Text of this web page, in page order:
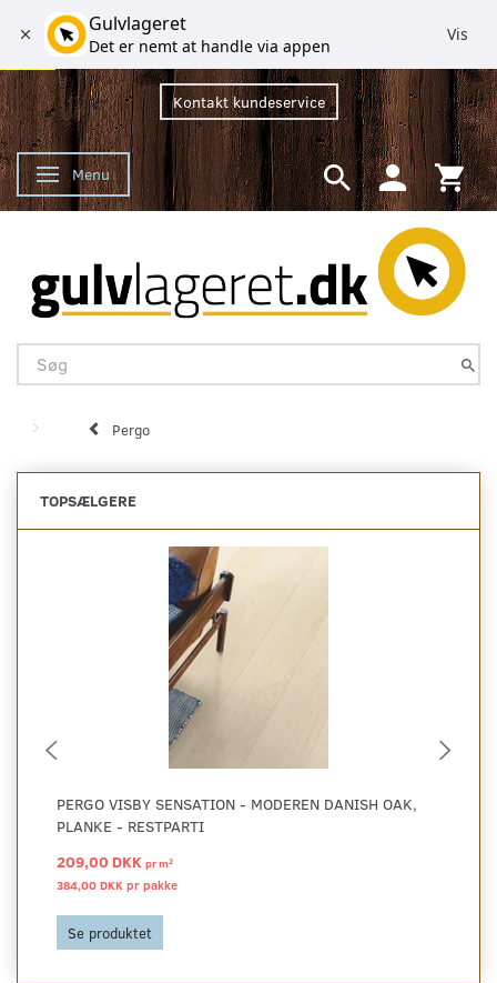
Kontakt kundeservice
Skifte navigation
Menu
Pergo
TOPSÆLGERE
PERGO VISBY SENSATION - MODEREN DANISH OAK,
PLANKE - RESTPARTI
209,00 DKK prm2
384,00 DKK pr pakke
Se produktet
Gulvlageret
Det er nemt at handle via appen
Vis